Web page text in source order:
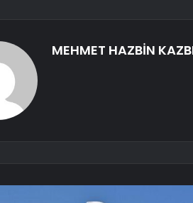
MEHMET HAZBİN